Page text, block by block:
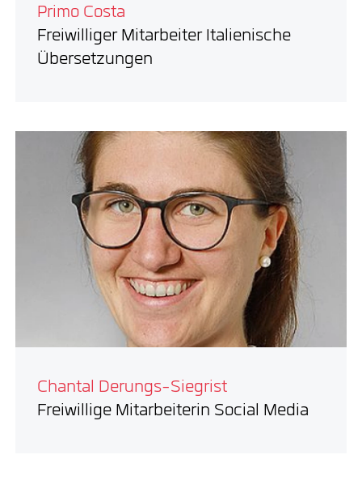
Primo Costa
Freiwilliger Mitarbeiter Italienische
Übersetzungen
Chantal Derungs-Siegrist
Freiwillige Mitarbeiterin Social Media